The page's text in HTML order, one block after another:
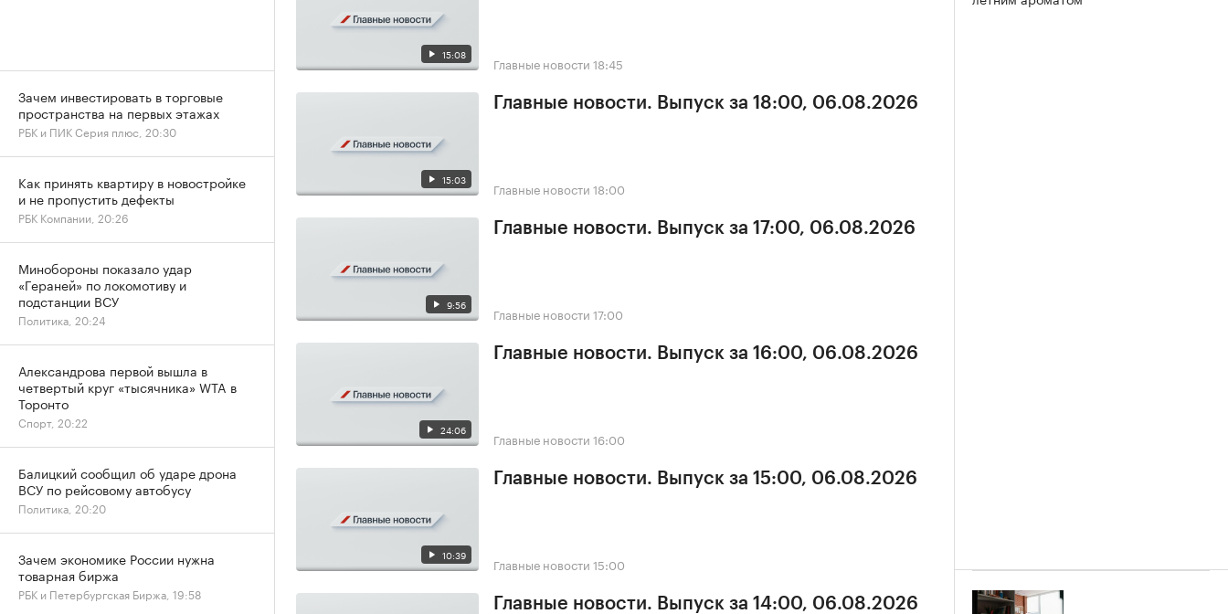
15:08 Главные новости 18:45
15:03
Главные новости. Выпуск за 18:00, 06.08.2026
Главные новости 18:00
9:56
Главные новости. Выпуск за 17:00, 06.08.2026
Главные новости 17:00
24:06
Главные новости. Выпуск за 16:00, 06.08.2026
Главные новости 16:00
10:39
Главные новости. Выпуск за 15:00, 06.08.2026
Главные новости 15:00
Главные новости. Выпуск за 14:00, 06.08.2026
Зачем инвестировать в торговые
пространства на первых этажах
РБК и ПИК Серия плюс, 20:30
Как принять квартиру в новостройке
и не пропустить дефекты
РБК Компании, 20:26
Минобороны показало удар
«Гераней» по локомотиву и
подстанции ВСУ
Политика, 20:24
Александрова первой вышла в
четвертый круг «тысячника» WTA в
Торонто
Спорт, 20:22
Балицкий сообщил об ударе дрона
ВСУ по рейсовому автобусу
Политика, 20:20
Зачем экономике России нужна
товарная биржа
РБК и Петербургская Биржа, 19:58